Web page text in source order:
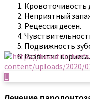
Кровоточивость
Неприятный
Рецессия десен.
Подвижность
Развитие кариеса.